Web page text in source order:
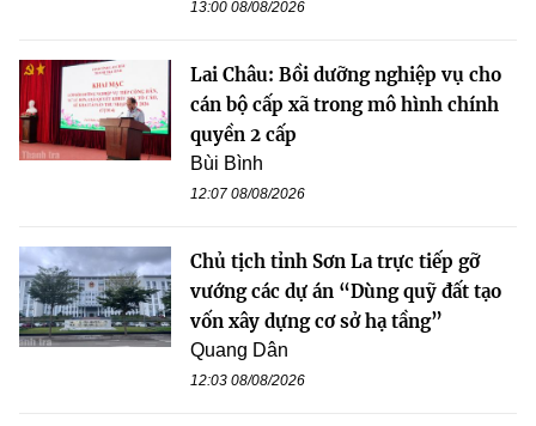
13:00 08/08/2026
Lai Châu: Bồi dưỡng nghiệp vụ cho
cán bộ cấp xã trong mô hình chính
quyền 2 cấp
Bùi Bình
12:07 08/08/2026
Chủ tịch tỉnh Sơn La trực tiếp gỡ
vướng các dự án “Dùng quỹ đất tạo
vốn xây dựng cơ sở hạ tầng”
Quang Dân
12:03 08/08/2026